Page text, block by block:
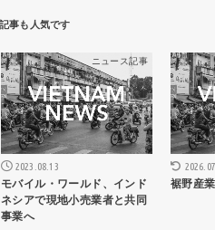
ニュース記事
2023.08.13
モバイル・ワールド、インド
ネシアで現地小売業者と共同
事業へ
裾野産